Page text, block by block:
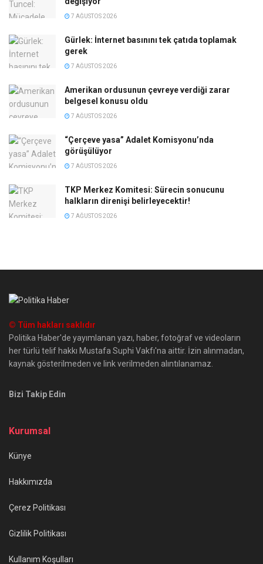
7 AĞUSTOS 2026
Gürlek: İnternet basınını tek çatıda toplamak
gerek
7 AĞUSTOS 2026
Amerikan ordusunun çevreye verdiği zarar
belgesel konusu oldu
7 AĞUSTOS 2026
“Çerçeve yasa” Adalet Komisyonu’nda
görüşülüyor
7 AĞUSTOS 2026
TKP Merkez Komitesi: Sürecin sonucunu
halkların direnişi belirleyecektir!
7 AĞUSTOS 2026
© Tüm hakları saklıdır
Politika Haber'de yayımlanan yazı, haber, fotoğraf ve videoların
her türlü telif hakkı Mustafa Suphi Vakfı'na aittir. İzin alınmadan,
kaynak gösterilmeden ve link verilmeden alıntılanamaz.
Bizi Takip Edin
Kurumsal
Künye
Hakkımızda
Çerez Politikası
Gizlilik Politikası
Kullanım Koşulları